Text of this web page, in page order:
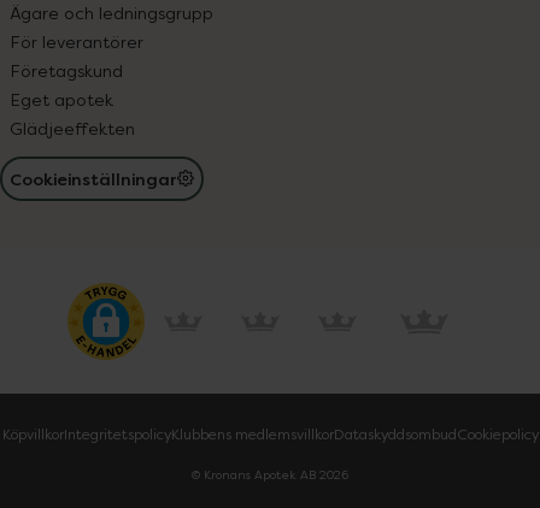
Ägare och ledningsgrupp
För leverantörer
Företagskund
Eget apotek
Glädjeeffekten
Cookieinställningar
KöpvillkorIntegritetspolicyKlubbens medlemsvillkorDataskyddsombudCookiepolicy
© Kronans Apotek AB 2026